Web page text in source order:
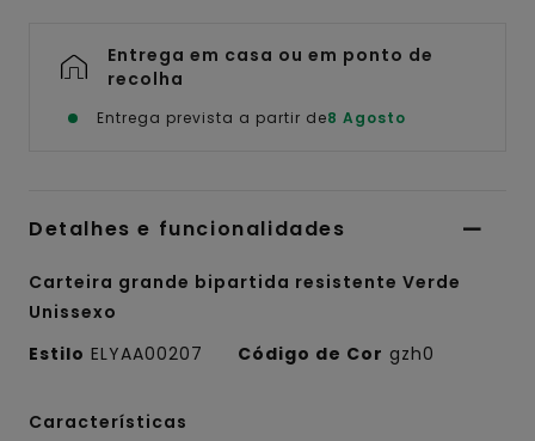
Entrega em casa ou em ponto de
recolha
Entrega prevista a partir de8 Agosto
Detalhes e funcionalidades
Carteira grande bipartida resistente Verde
Unissexo
Estilo ELYAA00207 Código de Cor gzh0
Características